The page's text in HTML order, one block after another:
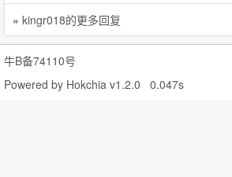
» kingr018的更多回复
牛B备74110号
Powered by Hokchia v1.2.0 0.047s